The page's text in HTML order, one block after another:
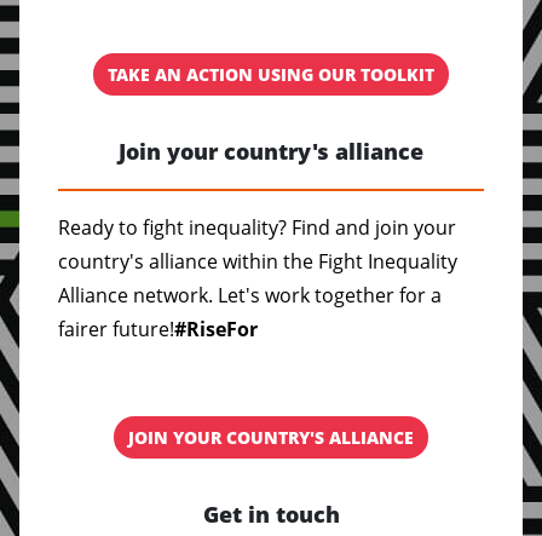
TAKE AN ACTION USING OUR TOOLKIT
Join your country's alliance
Ready to fight inequality? Find and join your
country's alliance within the Fight Inequality
Alliance network. Let's work together for a
fairer future!#RiseFor
JOIN YOUR COUNTRY'S ALLIANCE
Get in touch